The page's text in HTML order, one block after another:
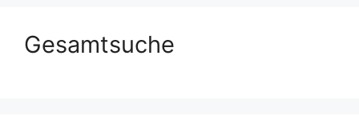
Gesamtsuche